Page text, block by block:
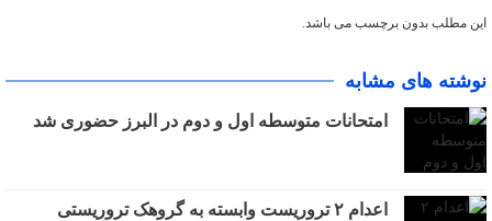
این مطلب بدون برچسب می باشد.
نوشته های مشابه
امتحانات متوسطه اول و دوم در البرز حضوری شد
اعدام ۲ تروریست وابسته به گروهک تروریستی